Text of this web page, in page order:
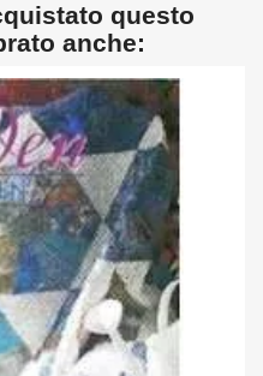
questo
anche: